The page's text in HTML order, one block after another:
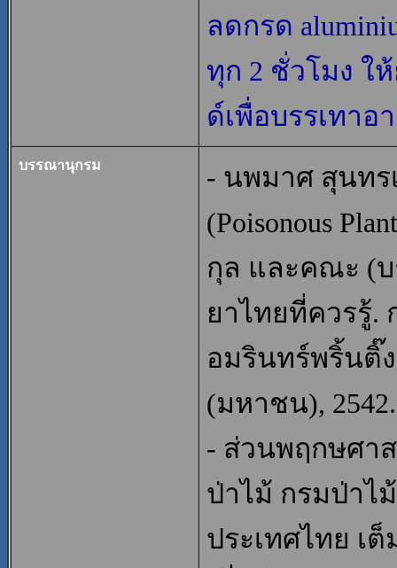
ลดกรด
ทุก 2 ชั่วโมง ใ
ด์เพื่อบรรเทาอ
บรรณานุกรม
- นพมาศ สุนท
(Poisonous
กุล และคณะ (
ยาไทยที่ควรรู้.
อมรินทร์พริ้นติ๊
(มหาชน), 2542.
- ส่วนพฤกษศา
ป่าไม้ กรมป่าไ
ประเทศไทย เ